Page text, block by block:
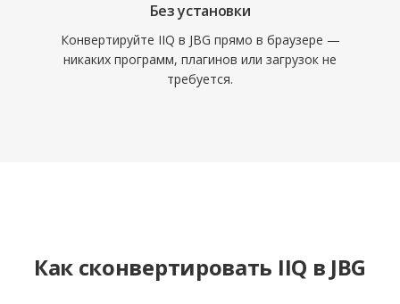
Без установки
Конвертируйте IIQ в JBG прямо в браузере —
никаких программ, плагинов или загрузок не
требуется.
Как сконвертировать IIQ в JBG